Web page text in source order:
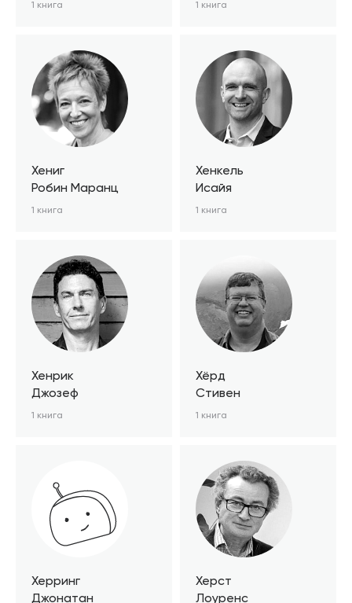
1 книга 1 книга
Хениг
Робин Маранц
1 книга
Хенкель
Исайя
1 книга
Хенрик
Джозеф
1 книга
Хёрд
Стивен
1 книга
Херринг
Джонатан
Херст
Лоуренс